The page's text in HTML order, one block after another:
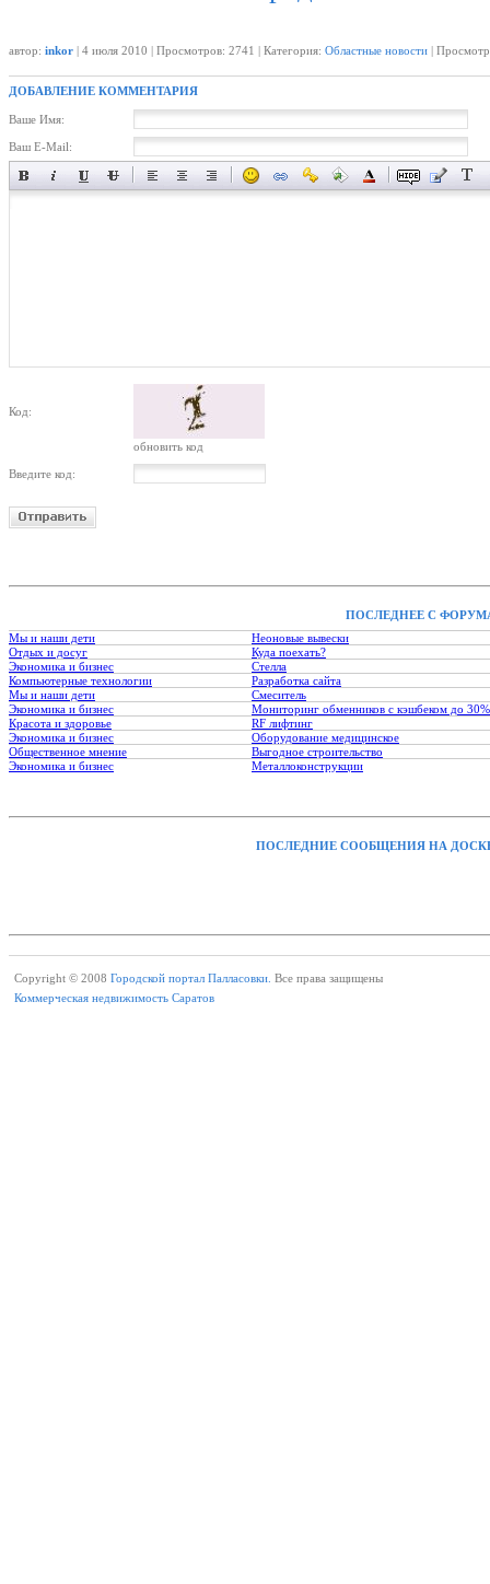
автор: inkor | 4 июля 2010 | Просмотров: 2741 | Категория: Областные новости |
ДОБАВЛЕНИЕ КОММЕНТАРИЯ
Ваше Имя:
Ваш E-Mail:
Код:
обновить код
Введите код:
ПОСЛЕДНЕЕ С
Мы и наши дети
Неоновые вывески
Отдых и досуг
Куда поехать?
Экономика и бизнес
Стелла
Компьютерные технологии
Разработка сайта
Мы и наши дети
Смеситель
Экономика и бизнес
Мониторинг обменников с кэшбеком до 30%
Красота и здоровье
RF лифтинг
Экономика и бизнес
Оборудование медицинское
Общественное мнение
Выгодное строительство
Экономика и бизнес
Металлоконструкции
ПОСЛЕДНИЕ СООБЩЕНИЯ НА
Copyright © 2008 Городской портал Палласовки. Все права защищены
Коммерческая недвижимость Саратов